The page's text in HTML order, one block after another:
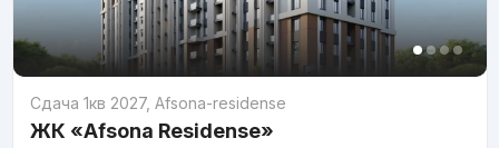
Сдача 1кв 2027, Afsona-residense
ЖК «Afsona Residense»